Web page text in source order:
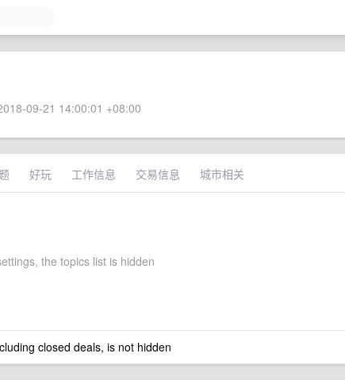
09-21 14:00:01 +08:00
好玩 工作信息 交易信息 城市相关
the topics list is hidden
closed deals, is not hidden